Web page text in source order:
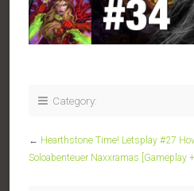
Category:
← Hearthstone Time! Letsplay #27
Soloabenteuer Naxxramas [Gameplay +